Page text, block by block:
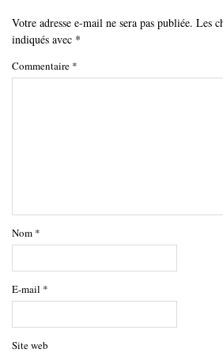
Votre adresse e-mail ne sera pas publiée. Les
indiqués avec *
Commentaire *
Nom *
E-mail *
Site web